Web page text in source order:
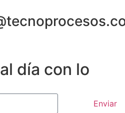
día con lo
Enviar